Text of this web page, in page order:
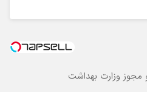
مجوز وزارت بهداشت